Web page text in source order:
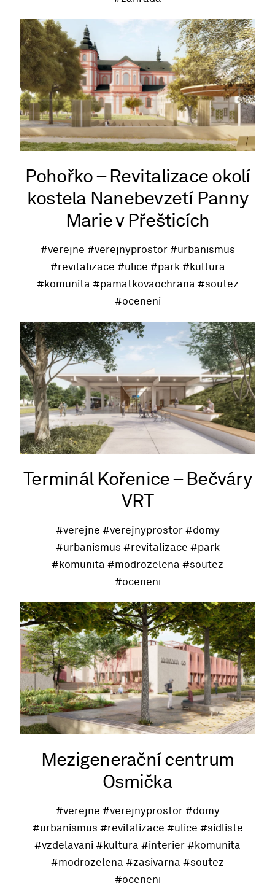
Pohořko – Revitalizace okolí
kostela Nanebevzetí Panny
Marie v Přešticích
#verejne #verejnyprostor #urbanismus
#revitalizace #ulice #park #kultura
#komunita #pamatkovaochrana #soutez
#oceneni
Terminál Kořenice – Bečváry
VRT
#verejne #verejnyprostor #domy
#urbanismus #revitalizace #park
#komunita #modrozelena #soutez
#oceneni
Mezigenerační centrum
Osmička
#verejne #verejnyprostor #domy
#urbanismus #revitalizace #ulice #sidliste
#vzdelavani #kultura #interier #komunita
#modrozelena #zasivarna #soutez
#oceneni